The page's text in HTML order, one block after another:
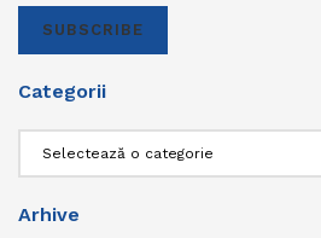
SUBSCRIBE
Categorii
Arhive